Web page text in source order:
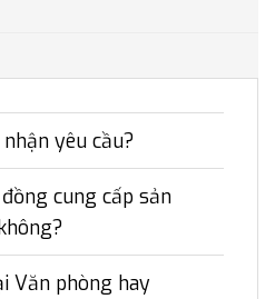
yêu cầu?
cung cấp sản
Văn phòng hay